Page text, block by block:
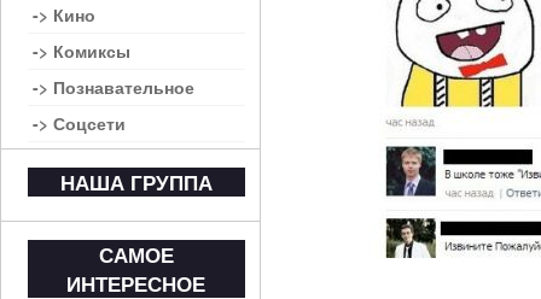
-> Кино
-> Комиксы
-> Познавательное
-> Соцсети
НАША ГРУППА
САМОЕ
ИНТЕРЕСНОЕ